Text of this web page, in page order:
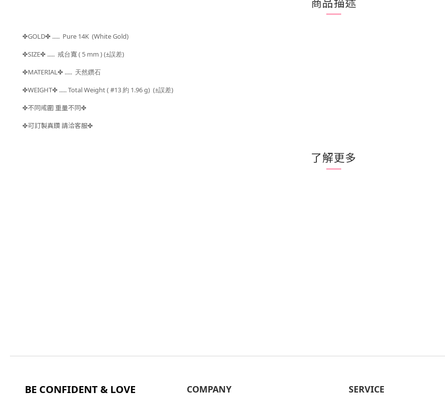
✤GOLD✤ ..... Pure 14K (White Gold)
✤SIZE✤ ..... 戒台寬 ( 5 mm )(±誤差)
✤MATERIAL✤ ..... 天然鑽石
✤WEIGHT✤ ..... Total Weight ( #13約 1.96 g) (±誤差)
✤不同戒圍 重量不同✤
✤可訂製真鑽 請洽客服✤
了解更多
BE CONFIDENT & LOVE
COMPANY SERVICE